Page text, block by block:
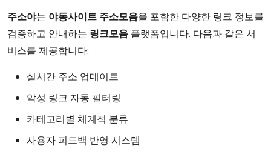
주소야는 야동사이트 주소모음을 포함한 다양한 링크 정보를
검증하고 안내하는 링크모음 플랫폼입니다. 다음과 같은 서
비스를 제공합니다:
실시간 주소 업데이트
악성 링크 자동 필터링
카테고리별 체계적 분류
사용자 피드백 반영 시스템